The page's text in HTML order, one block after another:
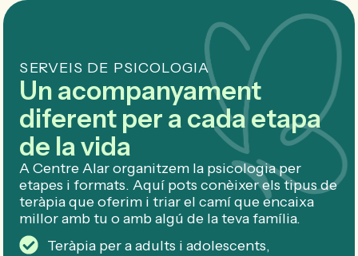
ES
SERVEIS DE PSICOLOGIA
Un acompanyament
diferent per a cada etapa
de la vida
A Centre Alar organitzem la psicologia per
etapes i formats. Aquí pots conèixer els tipus de
teràpia que oferim i triar el camí que encaixa
millor amb tu o amb algú de la teva família.
Teràpia per a adults i adolescents,